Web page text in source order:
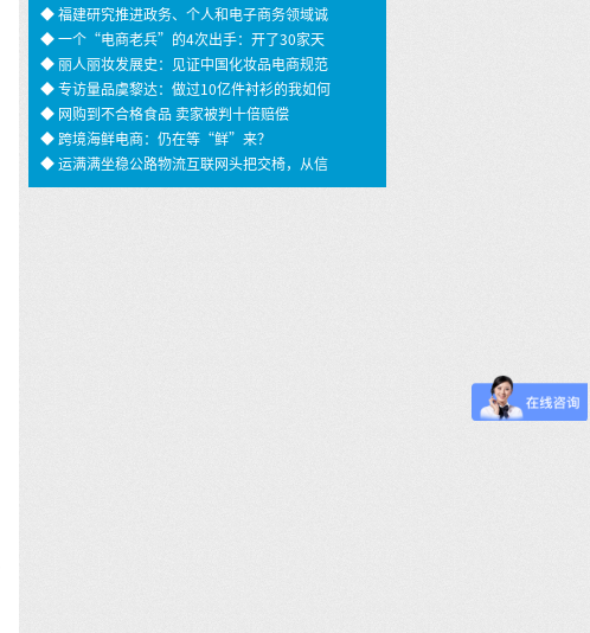
◆ 福建研究推进政务、个人和电子商务领域诚
信建设
◆ 一个“电商老兵”的4次出手：开了30家天
猫店，年销30亿
◆ 丽人丽妆发展史：见证中国化妆品电商规范
化之路
◆ 专访量品虞黎达：做过10亿件衬衫的我如何
用399价格做个性定制衬衫？ …
◆ 网购到不合格食品 卖家被判十倍赔偿
◆ 跨境海鲜电商：仍在等“鲜”来？
◆ 运满满坐稳公路物流互联网头把交椅，从信
息撮合到车货匹配